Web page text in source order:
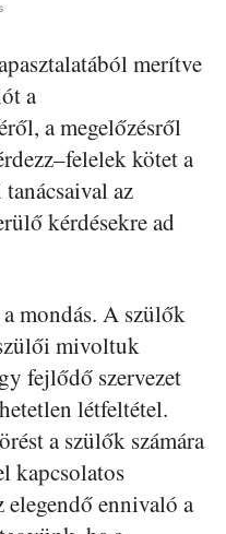
merítve
a
a megelőzésről
kötet a
az
kérdésekre ad
mondás. A szülők
mivoltuk
fejlődő szervezet
létfeltétel.
a szülők számára
kapcsolatos
elegendő ennivaló a